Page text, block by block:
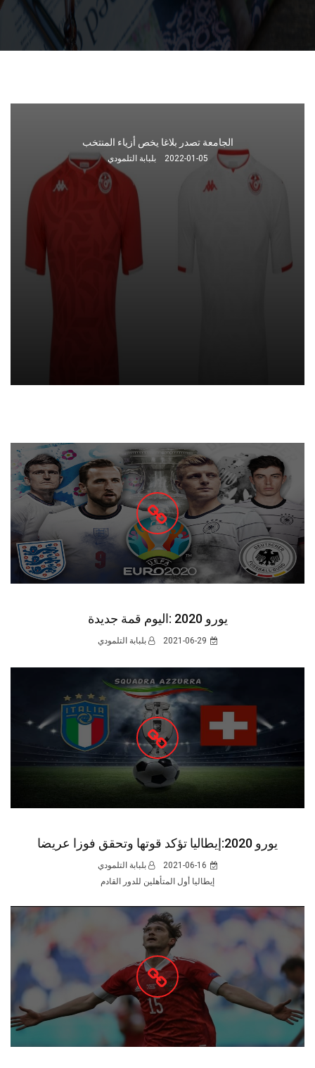
يهم المنتخب التونسي : الكاف يحدد نسبة الحضور الجماهيري في كأس
إفريقيا
بلبابة التلمودي
يورو 2020 :اليوم قمة جديدة
2021-06-29 بلبابة التلمودي
يورو 2020:إيطاليا تؤكد قوتها وتحقق فوزا عريضا
2021-06-16
بلبابة التلمودي
إيطاليا أول المتأهلين للدور القادم